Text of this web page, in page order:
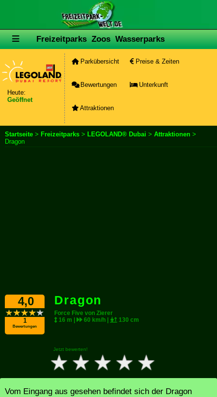
Freizeitparks Zoos Wasserparks
Heute:
Geöffnet
Parkübersicht Preise & Zeiten
Bewertungen Unterkunft
Attraktionen
Startseite > Freizeitparks > LEGOLAND® Dubai > Attraktionen >
Dragon
4,0
1
Bewertungen
Dragon
Force Five von Zierer
16 m |
60 km/h | 130 cm
Jetzt bewerten!
Vom Eingang aus gesehen befindet sich der Dragon